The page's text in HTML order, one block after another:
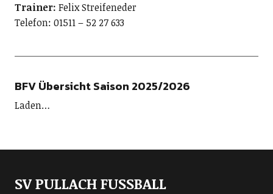
Trainer: Felix Streifeneder
Telefon: 01511 – 52 27 633
BFV Übersicht Saison 2025/2026
Laden…
SV PULLACH FUSSBALL